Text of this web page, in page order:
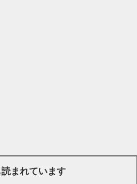
まれています